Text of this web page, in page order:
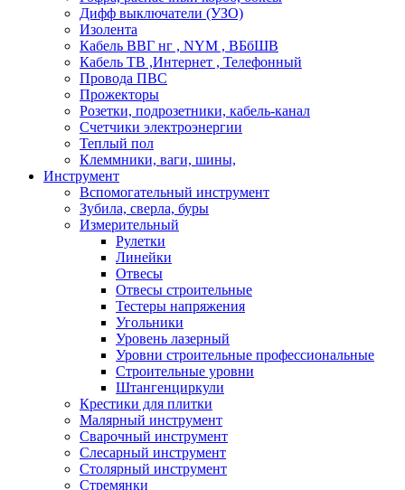
Дифф выключатели (УЗО)
Изолента
Кабель ВВГ нг , NYM , ВБбШВ
Кабель ТВ ,Интернет , Телефонный
Провода ПВС
Прожекторы
Розетки, подрозетники, кабель-канал
Счетчики электроэнергии
Теплый пол
Клеммники, ваги, шины,
Инструмент
Вспомогательный инструмент
Зубила, сверла, буры
Измерительный
Рулетки
Линейки
Отвесы
Отвесы строительные
Тестеры напряжения
Угольники
Уровень лазерный
Уровни строительные профессиональные
Строительные уровни
Штангенциркули
Крестики для плитки
Малярный инструмент
Сварочный инструмент
Слесарный инструмент
Столярный инструмент
Стремянки